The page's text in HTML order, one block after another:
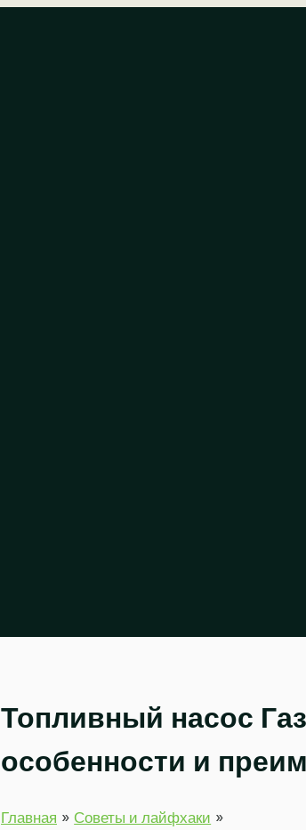
Топливный насос
особенности и
Главная
Советы и лайфхаки